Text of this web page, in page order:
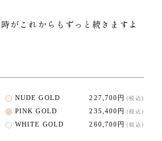
がこれからもずっと続きますよ
NUDE GOLD 227,700円 (税込)
PINK GOLD 235,400円 (税込)
WHITE GOLD 260,700円 (税込)